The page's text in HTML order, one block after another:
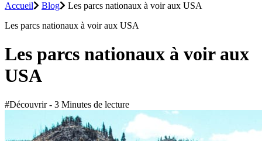
Accueil
Blog
Les parcs nationaux à voir aux USA
Les parcs nationaux à voir aux USA
Les parcs nationaux à voir aux
USA
#Découvrir - 3 Minutes de lecture